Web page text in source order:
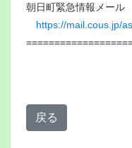
朝日町緊急情報メール
https://mail.cous.jp/
戻る